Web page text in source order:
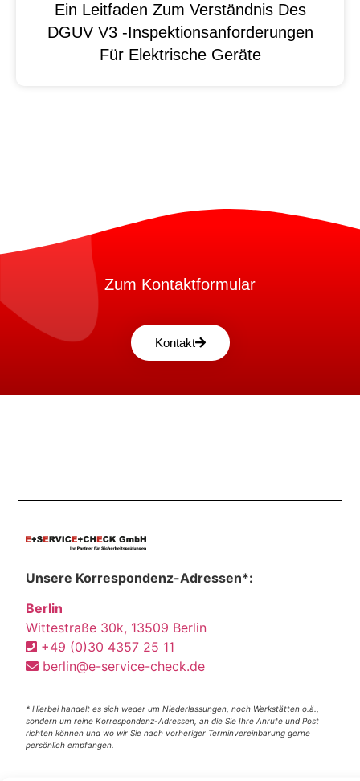
Ein Leitfaden Zum Verständnis Des
DGUV V3 -Inspektionsanforderungen
Für Elektrische Geräte
Zum Kontaktformular
Kontakt
Unsere Korrespondenz-Adressen*:
Berlin
Wittestraße 30k, 13509 Berlin
+49 (0)30 4357 25 11
berlin@e-service-check.de
* Hierbei handelt es sich weder um Niederlassungen, noch Werkstätten o.ä.,
sondern um reine Korrespondenz-Adressen, an die Sie Ihre Anrufe und Post
richten können und wo wir Sie nach vorheriger Terminvereinbarung gerne
persönlich empfangen.